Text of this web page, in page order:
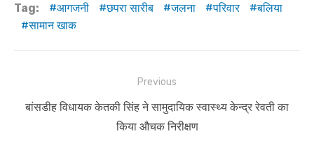
Tag: आगजनी छपरा सारीब जलना परिवार
बलिया
सामान खाक
navigation
Previous
Previous
बांसडीह विधायक केतकी सिंह ने सामुदायिक स्वास्थ्य केन्द्र रेवती का
किया औचक निरीक्षण